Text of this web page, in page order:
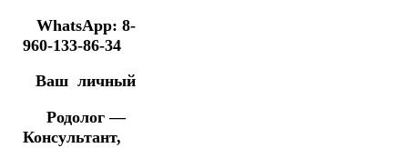
WhatsApp: 8-
960-133-86-34
Ваш личный
Родолог —
Консультант,